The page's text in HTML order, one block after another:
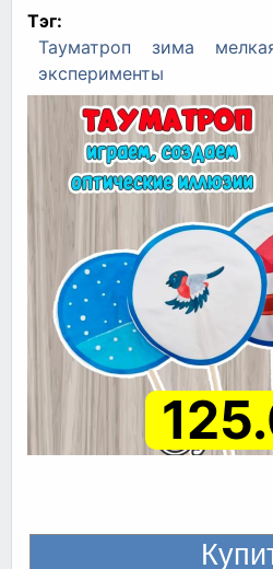
Тэг:
Тауматроп
зима
эксперименты